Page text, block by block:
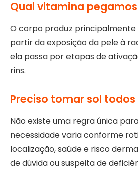
Qual vitamina
O corpo produz principalmente
partir da exposição da pele à
ela passa por etapas de
rins.
Preciso tomar sol todos
Não existe uma regra única
necessidade varia conforme
localização, saúde e risco
de dúvida ou suspeita de